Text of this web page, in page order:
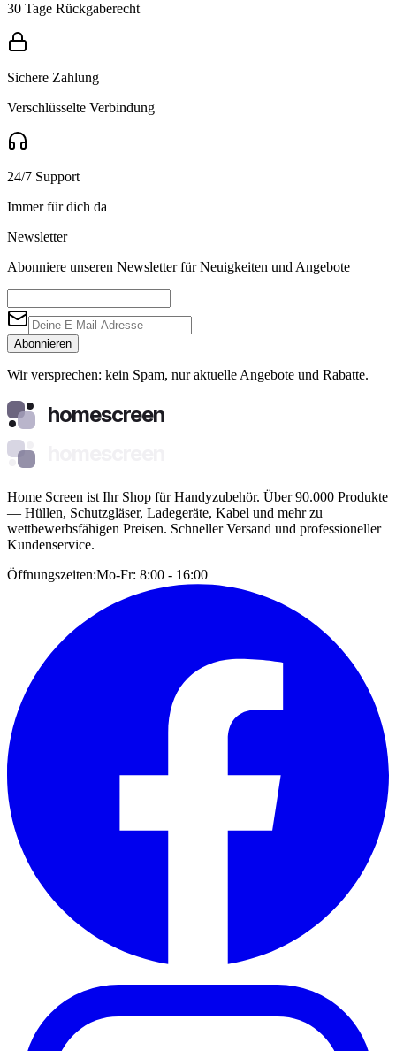
30 Tage Rückgaberecht
Sichere Zahlung
Verschlüsselte Verbindung
24/7 Support
Immer für dich da
Newsletter
Abonniere unseren Newsletter für Neuigkeiten und Angebote
Abonnieren
Wir versprechen: kein Spam, nur aktuelle Angebote und Rabatte.
homescreen
Home Screen ist Ihr Shop für Handyzubehör. Über 90.000 Produkte
— Hüllen, Schutzgläser, Ladegeräte, Kabel und mehr zu
wettbewerbsfähigen Preisen. Schneller Versand und professioneller
Kundenservice.
Öffnungszeiten:Mo-Fr: 8:00 - 16:00